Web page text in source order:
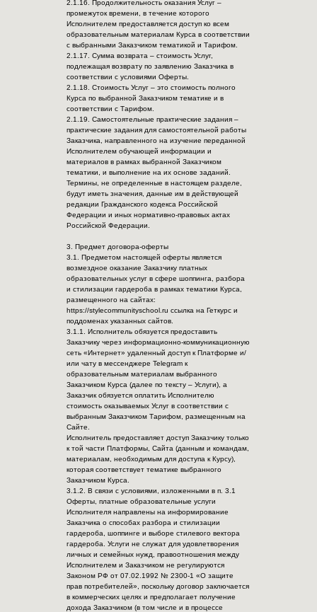
2.1.16. Продолжительность оказания Услуг –
промежуток времени, в течение которого
Исполнителем предоставляется доступ ко всем
образовательным материалам Курса в соответствии
с выбранными Заказчиком тематикой и Тарифом.
2.1.17. Сумма возврата – стоимость Услуг,
подлежащая возврату по заявлению Заказчика в
соответствии с условиями Оферты.
2.1.18. Стоимость Услуг – это стоимость полного
Курса по выбранной Заказчиком тематике и в
соответствии с Тарифом.
2.1.19. Самостоятельные практические задания –
практические задания для самостоятельной работы
Заказчика, направленного на изучение переданной
Исполнителем обучающей информации и
материалов в рамках выбранной Заказчиком
тематики, и выполнение на их основе заданий.
Термины, не определенные в настоящем разделе,
будут иметь значения, данные им в действующей
редакции Гражданского кодекса Российской
Федерации и иных нормативно-правовых актах
Российской Федерации.
3. Предмет договора-оферты
3.1. Предметом настоящей оферты является
возмездное оказание Заказчику платных
образовательных услуг в сфере шоппинга, разбора
и стилизации гардероба в рамках тематики Курса,
размещенного на сайтах:
https://stylecommunityschool.ru ссылка на Геткурс и
поддоменах указанных сайтов.
3.1.1. Исполнитель обязуется предоставить
Заказчику через информационно-коммуникационную
сеть «Интернет» удаленный доступ к Платформе и/
или чату в мессенджере Telegram к
образовательным материалам выбранного
Заказчиком Курса (далее по тексту – Услуги), а
Заказчик обязуется оплатить Исполнителю
стоимость оказываемых Услуг в соответствии с
выбранным Заказчиком Тарифом, размещенным на
Сайте.
Исполнитель предоставляет доступ Заказчику только
к той части Платформы, Сайта (данным и командам,
материалам, необходимым для доступа к Курсу),
которая соответствует тематике выбранного
Заказчиком Курса.
3.1.2. В связи с условиями, изложенными в п. 3.1
Оферты, платные образовательные услуги
Исполнителя направлены на информирование
Заказчика о способах разбора и стилизации
гардероба, шоппинге и выборе стилевого вектора
гардероба. Услуги не служат для удовлетворения
личных и семейных нужд, правоотношения между
Исполнителем и Заказчиком не регулируются
Законом РФ от 07.02.1992 № 2300-1 «О защите
прав потребителей», поскольку договор заключается
в коммерческих целях и предполагает получение
дохода Заказчиком (в том числе и в процессе